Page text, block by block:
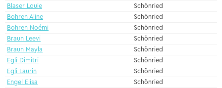
Blaser Louie
Schönried
Bohren Aline
Schönried
Bohren Noémi
Schönried
Braun Leevi
Schönried
Braun Mayla
Schönried
Egli Dimitri
Schönried
Egli Laurin
Schönried
Engel Elisa
Schönried